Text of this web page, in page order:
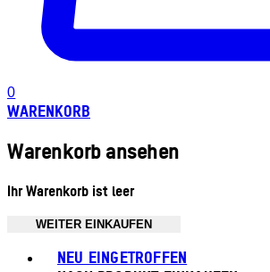
0
WARENKORB
Warenkorb ansehen
Ihr Warenkorb ist leer
WEITER EINKAUFEN
NEU EINGETROFFEN